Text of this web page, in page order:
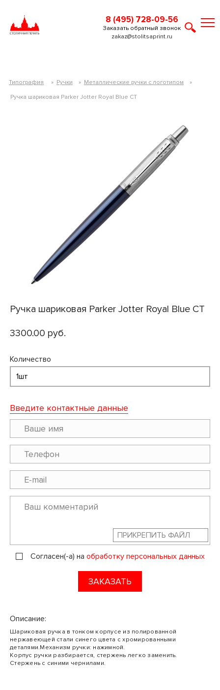
8 (495) 728-09-56
zakaz@stolitsaprint.ru
Заказать обратный звонок
Типография » Ручки » Металлические ручки с логотипом
»
Ручка шариковая Parker Jotter Royal Blue CT
Ручка шариковая Parker Jotter Royal Blue CT
3300.00 руб.
Количество
Введите контактные данные
ПРИКРЕПИТЬ ФАЙЛ
Согласен(-а) на обработку персональных данных
ЗАКАЗАТЬ
Описание:
Шариковая ручка в тонком корпусе из полированной
нержавеющей стали синего цвета с хромированными
деталями.Механизм ручки: нажимной.
Корпус ручки разбирается, стержень легко заменить.
Стержень с синими чернилами.